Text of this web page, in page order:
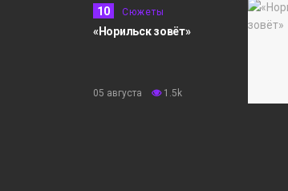
10 Сюжеты
«Норильск зовёт»
05 августа 1.5k